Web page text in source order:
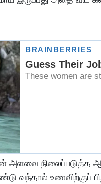
நிலைப்படுத்த
வந்தால் உணவிற்குப்